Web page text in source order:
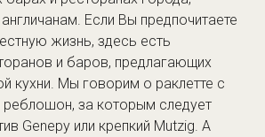
Если Вы предпочитаете
жизнь, здесь есть
и баров, предлагающих
кухни. Мы говорим о раклетте с
за которым следует
Genepy или крепкий Mutzig. А